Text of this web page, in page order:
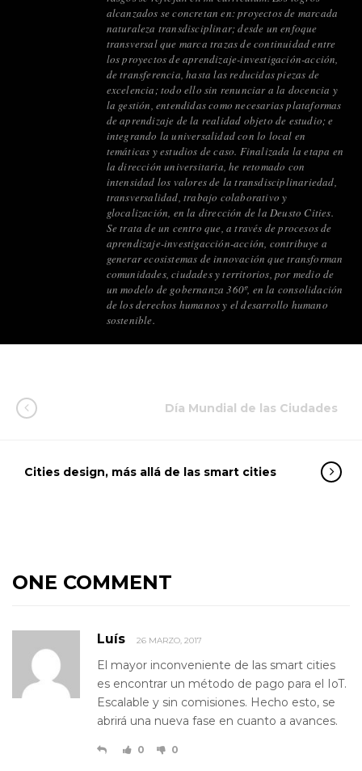
alcanzados se concretan en: proyectos de marcada
naturaleza transdisciplinar; desde un enfoque
transversal que marca trazas de continuidad entre
los proyectos de aprendizaje-investigación-acción,
de transferencia, hasta las reducidas piezas de
excelencia; todo ello sin renunciar a la docencia y
la gestión, entendidas como necesarias plataformas
de aprendizaje de la realidad objeto de estudio; e
integrando la universalidad con lo local en
temáticas y estudios de caso. Finalizada la etapa en
la dirección universitaria, he retomado con
intensidad los valores de la transdisciplinariedad,
transversalidad, trabajo colaborativo y
glocalización, en la dirección de la Deusto Cities.
Se trata de un centro que, a través de procesos de
aprendizaje-investigacción-acción, contribuye a
generar ecosistemas de innovación que transforman
comunidades, ciudades y territorios, por medio de
un modelo de gobernanza 360º, en la consolidación
de los derechos humanos y el desarrollo humano
sostenible.
Día Mundial de las Ciudades
Cities design, más allá de las smart cities
ONE COMMENT
Luís 26 MARZO, 2017
El mayor inconveniente de las smart cities
es encontrar un método de pago para el IoT.
Escalable y sin comisiones. Hecho esto, se
abrirá una nueva fase en cuanto a avances.
0 0